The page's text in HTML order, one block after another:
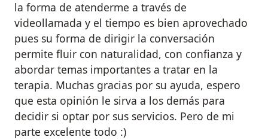
la forma de atenderme a través de
videollamada y el tiempo es bien aprovechado
pues su forma de dirigir la conversación
permite fluir con naturalidad, con confianza y
abordar temas importantes a tratar en la
terapia. Muchas gracias por su ayuda, espero
que esta opinión le sirva a los demás para
decidir si optar por sus servicios. Pero de mi
parte excelente todo :)